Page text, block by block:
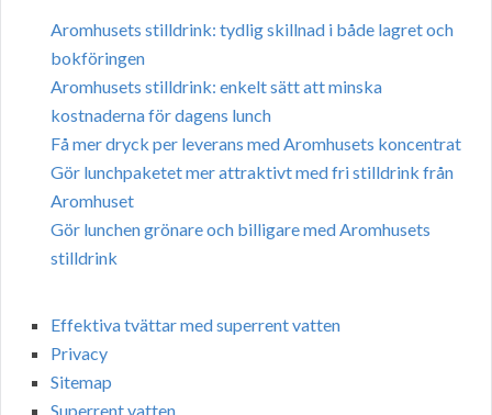
Aromhusets stilldrink: tydlig skillnad i både lagret och
bokföringen
Aromhusets stilldrink: enkelt sätt att minska
kostnaderna för dagens lunch
Få mer dryck per leverans med Aromhusets koncentrat
Gör lunchpaketet mer attraktivt med fri stilldrink från
Aromhuset
Gör lunchen grönare och billigare med Aromhusets
stilldrink
Effektiva tvättar med superrent vatten
Privacy
Sitemap
Superrent vatten